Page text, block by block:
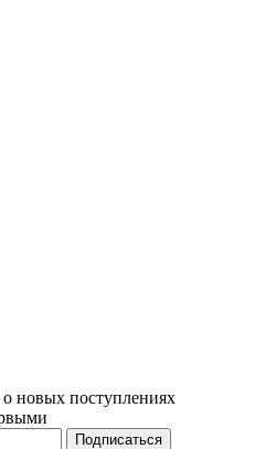
новых поступлениях